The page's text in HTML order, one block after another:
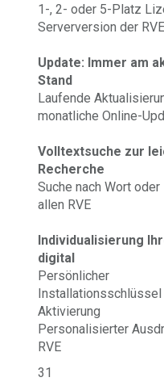
1-, 2- oder 5-Platz
Serverversion der
Update: Immer am
Stand
Laufende
monatliche Online-
Volltextsuche zur
Recherche
Suche nach Wort oder
allen RVE
Individualisierung
digital
Persönlicher
Aktivierung
Personalisierter
RVE
31